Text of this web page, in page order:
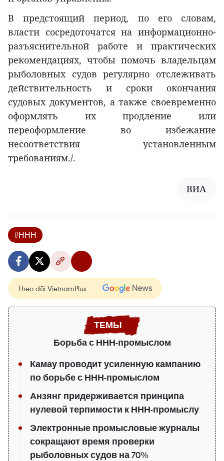
В предстоящий период, по его словам,
власти сосредоточатся на информационно-
разъяснительной работе и практических
рекомендациях, чтобы помочь владельцам
рыболовных судов регулярно отслеживать
действительность и сроки окончания
судовых документов, а также своевременно
оформлять их продление или
переоформление во избежание
несоответствия установленным
требованиям./.
ВИА
#ННН
Theo dõi VietnamPlus
Борьба с ННН-промыслом
Камау проводит усиленную кампанию
по борьбе с ННН-промыслом
Анзянг придерживается принципа
нулевой терпимости к ННН-промыслу
Электронные промысловые журналы
сокращают время проверки
рыболовных судов на 70%